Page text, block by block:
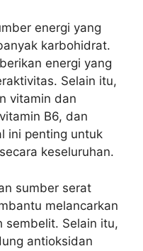
energi yang
karbohidrat.
energi yang
Selain itu,
vitamin dan
B6, dan
ini penting untuk
keseluruhan.
sumber serat
melancarkan
sembelit. Selain itu,
antioksidan